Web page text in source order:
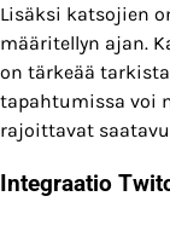
Lisäksi katsojien
määritellyn ajan.
on tärkeää
tapahtumissa voi
rajoittavat
Integraatio